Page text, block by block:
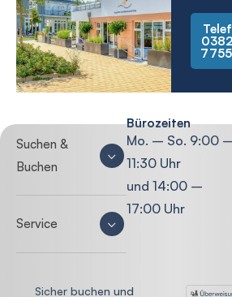
Suchen &
Buchen
Service
Bürozeiten
Mo. – So. 9:00
11:30 Uhr
und 14:00 –
17:00 Uhr
Sicher buchen und